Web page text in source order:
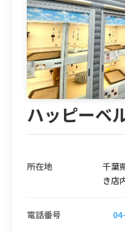
ハッピーベ
所在地
千葉
き店
電話番号